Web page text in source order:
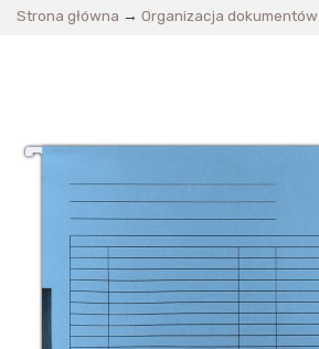
Strona główna → Organizacja dokumentów